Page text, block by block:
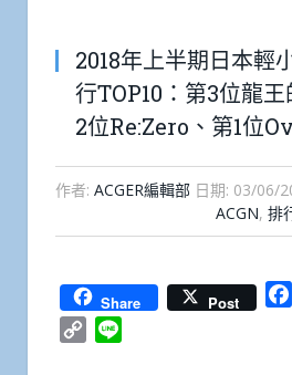
2018年上半期日本輕
行TOP10：第3位龍
2位Re:Zero、第1位
作者: ACGER編輯部 日期: 03/06/
ACGN, 排
Share Post
Copy